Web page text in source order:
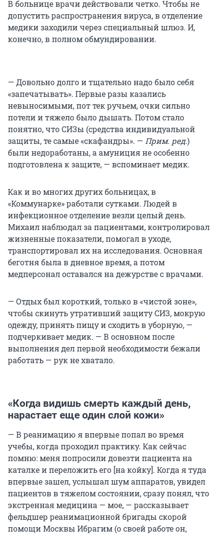
В больнице врачи действовали четко. Чтобы не
допустить распространения вируса, в отделение
медики заходили через специальный шлюз. И,
конечно, в полном обмундировании.
— Довольно долго и тщательно надо было себя
«запечатывать». Первые разы казались
невыносимыми, пот тек ручьем, очки сильно
потели и тяжело было дышать. Потом стало
понятно, что СИЗы (средства индивидуальной
защиты, те самые «скафандры». — Прим. ред.)
были недоработаны, а амуниция не особенно
подготовлена к защите, — вспоминает медик.
Как и во многих других больницах, в
«Коммунарке» работали сутками. Людей в
инфекционное отделение везли целый день.
Михаил наблюдал за пациентами, контролировал
жизненные показатели, помогал в уходе,
транспортировал их на исследования. Основная
беготня была в дневное время, а потом
медперсонал оставался на дежурстве с врачами.
— Отдых был короткий, только в «чистой зоне»,
чтобы скинуть утративший защиту СИЗ, мокрую
одежду, принять пищу и сходить в уборную, —
подчеркивает медик. — В основном после
выполнения дел первой необходимости бежали
работать — рук не хватало.
«Когда видишь смерть каждый день,
нарастает еще один слой кожи»
— В реанимацию я впервые попал во время
учебы, когда проходил практику. Как сейчас
помню: меня попросили довезти пациента на
каталке и переложить его [на койку]. Когда я туда
впервые зашел, услышал шум аппаратов, увидел
пациентов в тяжелом состоянии, сразу понял, что
экстренная медицина — мое, — рассказывает
фельдшер реанимационной бригады скорой
помощи Москвы Ибрагим (о своей работе он,